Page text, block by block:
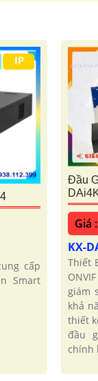
cấp
Smart
Đầu
Giá
KX-
Thiết
giám
khả
thiết
đầu
chính